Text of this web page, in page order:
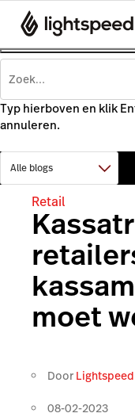
Typ hierboven en klik
annuleren.
Retail
moet
Door Lightspeed
08-02-2023